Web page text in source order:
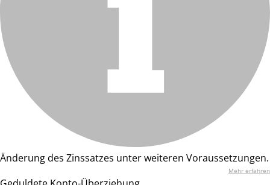
Änderung des Zinssatzes unter weiteren Voraussetzungen.
Mehr erfahren